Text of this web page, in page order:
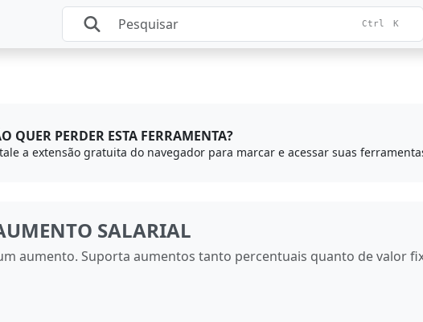
Ctrl K
QUER PERDER ESTA FERRAMENTA?
SALARIAL
aumento. Suporta aumentos tanto percentuais quanto de valor